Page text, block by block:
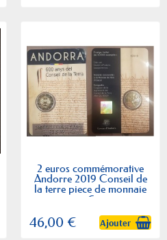
2 euros commémorative
Andorre 2019 Conseil de
la terre piece de monnaie
€
46,00 € Ajouter